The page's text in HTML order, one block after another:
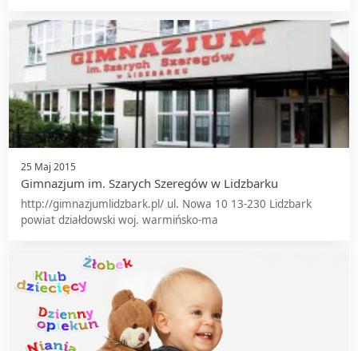
25 Maj 2015
Gimnazjum im. Szarych Szeregów w Lidzbarku
http://gimnazjumlidzbark.pl/ ul. Nowa 10 13-230 Lidzbark
powiat działdowski woj. warmińsko-ma